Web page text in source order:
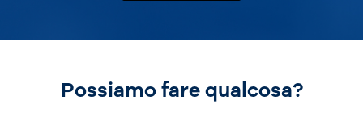
Possiamo fare qualcosa?